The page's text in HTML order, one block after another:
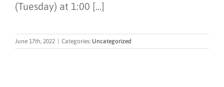
(Tuesday) at 1:00 [...]
June 17th, 2022 Categories: Uncategorized